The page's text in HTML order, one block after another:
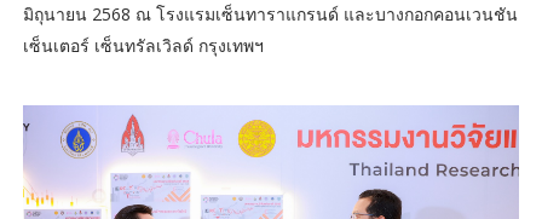
มิถุนายน 2568 ณ โรงแรมเซ็นทาราแกรนด์ และบางกอกคอนเวนชัน
เซ็นเตอร์ เซ็นทรัลเวิลด์ กรุงเทพฯ